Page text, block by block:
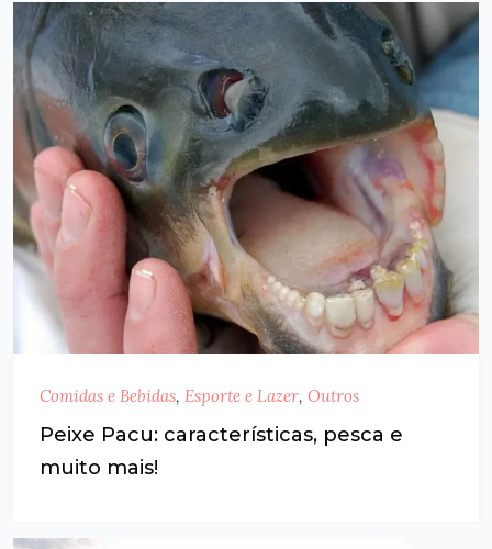
Comidas e Bebidas, Esporte e Lazer, Outros
Peixe Pacu: características, pesca e
muito mais!